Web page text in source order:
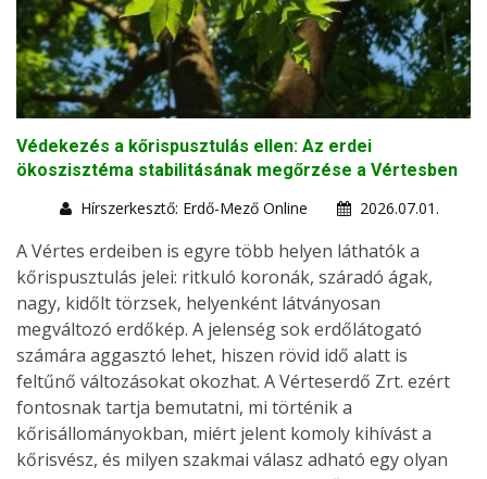
Védekezés a kőrispusztulás ellen: Az erdei
ökoszisztéma stabilitásának megőrzése a Vértesben
Hírszerkesztő: Erdő-Mező Online
2026.07.01.
A Vértes erdeiben is egyre több helyen láthatók a
kőrispusztulás jelei: ritkuló koronák, száradó ágak,
nagy, kidőlt törzsek, helyenként látványosan
megváltozó erdőkép. A jelenség sok erdőlátogató
számára aggasztó lehet, hiszen rövid idő alatt is
feltűnő változásokat okozhat. A Vérteserdő Zrt. ezért
fontosnak tartja bemutatni, mi történik a
kőrisállományokban, miért jelent komoly kihívást a
kőrisvész, és milyen szakmai válasz adható egy olyan